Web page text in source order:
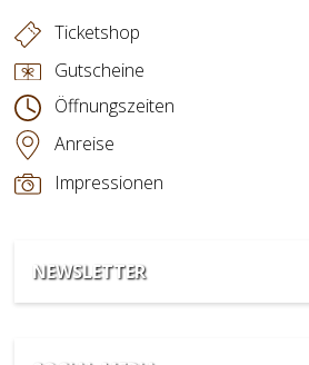
Ticketshop
Gutscheine
Öffnungszeiten
Anreise
Impressionen
NEWSLETTER